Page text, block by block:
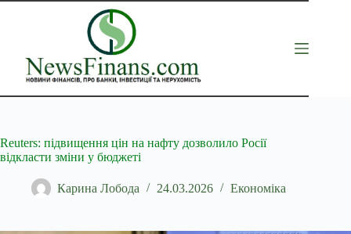
Перейти
Reuters: підвищення цін на нафту дозволило Росії
відкласти зміни у бюджеті
Карина Лобода 24.03.2026 Економіка